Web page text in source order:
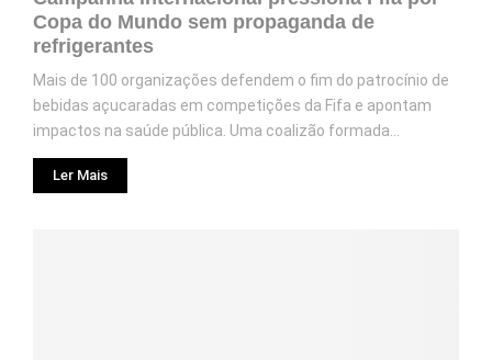
Copa do Mundo sem propaganda de
refrigerantes
Mais de 100 organizações defendem o fim do patrocínio de
bebidas açucaradas em competições da Fifa e apontam
impactos na saúde pública. Uma coalizão formada...
Ler Mais